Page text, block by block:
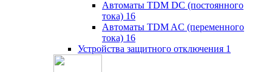
Автоматы TDM DC (постоянного
тока) 16
Автоматы TDM AC (переменного
тока) 16
Устройства защитного отключения 1